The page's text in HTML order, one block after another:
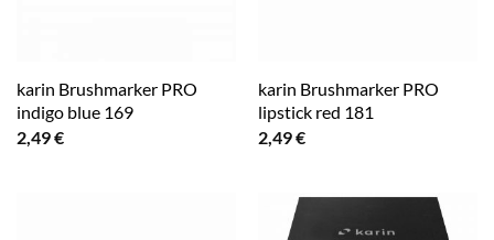
karin Brushmarker PRO
indigo blue 169
2,49€
karin Brushmarker PRO
lipstick red 181
2,49€